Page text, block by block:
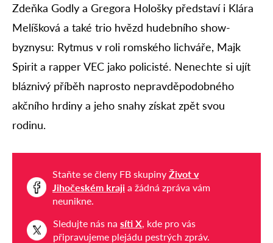
Zdeňka Godly a Gregora Hološky představí i Klára
Melíšková a také trio hvězd hudebního show-
byznysu: Rytmus v roli romského lichváře, Majk
Spirit a rapper VEC jako policisté. Nenechte si ujít
bláznivý příběh naprosto nepravděpodobného
akčního hrdiny a jeho snahy získat zpět svou
rodinu.
Staňte se členy FB skupiny Život v
Jihočeském kraji a žádná zpráva vám
neunikne.
Sledujte nás na síti X, kde pro vás
připravujeme plejádu pestrých zpráv.